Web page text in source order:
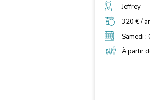
d'améliorer
augmentation de l'endurance, un
renforcement
équilibre ; - Augmenter votre capital
santé :
cardio-
osseux ; - Affiner votre silhouette :
Jeffrey
320 € / an
Samedi :
À partir